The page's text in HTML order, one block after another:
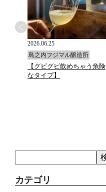
2026.06.25
島之内フジマル醸造所
【グビグビ飲めちゃう危険
なタイプ】
カテゴリ